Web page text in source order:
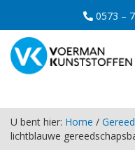
0573 –
U bent hier: Home /
lichtblauwe